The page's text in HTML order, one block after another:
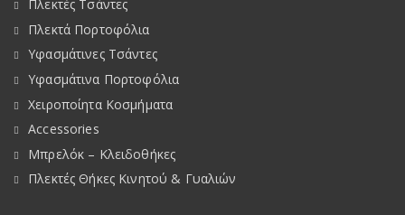
Πλεκτές Τσάντες
Πλεκτά Πορτοφόλια
Υφασμάτινες Τσάντες
Υφασμάτινα Πορτοφόλια
Χειροποίητα Κοσμήματα
Accessories
Μπρελόκ – Κλειδοθήκες
Πλεκτές Θήκες Κινητού & Γυαλιών